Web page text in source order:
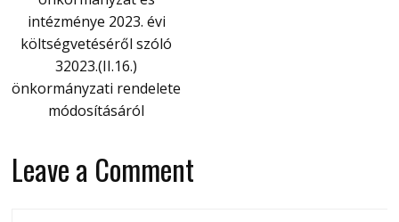
intézménye 2023. évi
költségvetéséről szóló
32023.(II.16.)
önkormányzati rendelete
módosításáról
Leave a Comment